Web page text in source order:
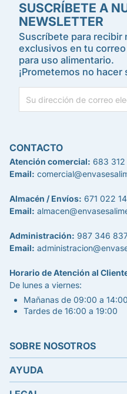
SUSCRÍBETE A
NEWSLETTER
Suscríbete para
exclusivos en tu
para uso alimentario.
¡Prometemos no hacer
CONTACTO
Atención comercial: 683
Email:
Almacén / Envíos: 671 022
Email:
Administración: 987 346
Email:
Horario de Atención al
De lunes a viernes:
Mañanas de 09:00 a 14:00
Tardes de 16:00 a 19:00
SOBRE NOSOTROS
AYUDA